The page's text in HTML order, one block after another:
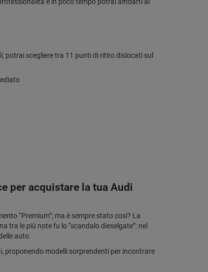
potrai scegliere tra 11 punti di ritiro dislocati sul
per acquistare la tua Audi
“Premium”; ma è sempre stato così? La
tra le più note fu lo “scandalo dieselgate”: nel
auto.
proponendo modelli sorprendenti per incontrare